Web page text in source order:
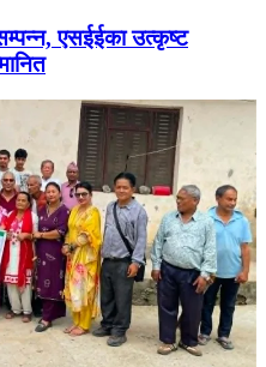
एसईईका उत्कृष्ट